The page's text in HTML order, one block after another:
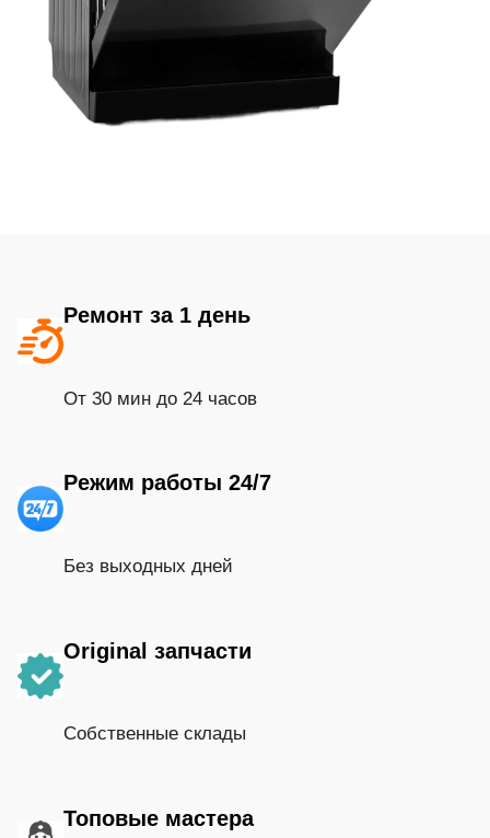
Ремонт за 1 день
От 30 мин до 24 часов
Режим работы 24/7
Без выходных дней
Original запчасти
Собственные склады
Топовые мастера